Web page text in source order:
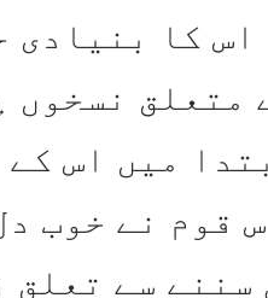
کا بنیادی
متعلق
میں اس
قوم نے خوب
سننے سے تعلق